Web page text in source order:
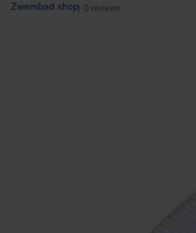
Zwembad.shop 0 reviews